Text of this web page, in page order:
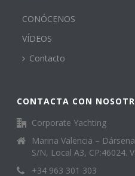
CONÓCENOS
VÍDEOS
Contacto
CONTACTA CON
Corporate Yachting
Marina Valencia –
S/N, Local A3, CP:46024.
+34 963 301 303